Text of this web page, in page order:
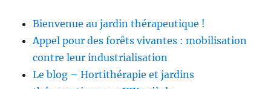
Bienvenue au jardin thérapeutique !
Appel pour des forêts vivantes : mobilisation
contre leur industrialisation
Le blog – Hortithérapie et jardins